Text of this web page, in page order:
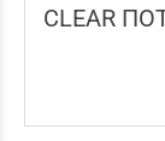
CLEAR